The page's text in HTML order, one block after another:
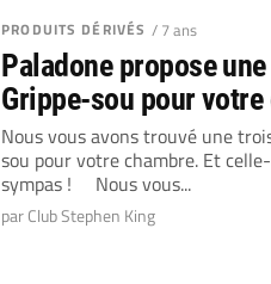
PRODUITS DÉRIVÉS / 7 ans
Paladone propose
Grippe-sou pour votre
Nous vous avons trouvé une
sou pour votre chambre. Et
sympas ! Nous vous...
par Club Stephen King